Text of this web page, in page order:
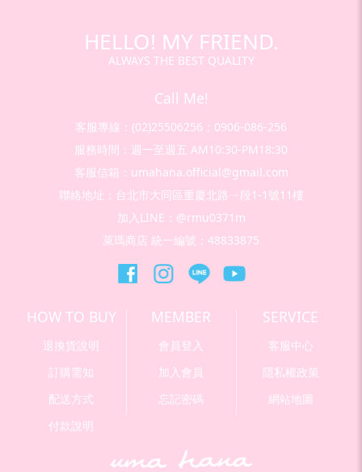
HELLO! MY FRIEND.
ALWAYS THE BEST QUALITY
Call Me!
客服專線：(02)25506256；0906-086-256
服務時間：週一至週五 AM10:30-PM18:30
客服信箱：umahana.official@gmail.com
聯絡地址：台北市大同區重慶北路ㄧ段1-1號11樓
加入LINE：@rmu0371m
萊瑪商店 統一編號：48833875
HOW TO BUY
退換貨說明
訂購需知
配送方式
付款說明
MEMBER
會員登入
加入會員
忘記密碼
SERVICE
客服中心
隱私權政策
網站地圖